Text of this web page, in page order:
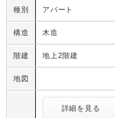
種別 アパート
構造 木造
階建 地上2階建
地図
詳細を見る